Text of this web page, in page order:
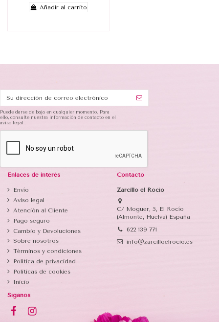
Añadir al carrito
Puede darse de baja en cualquier momento. Para
ello, consulte nuestra información de contacto en el
aviso legal.
Enlaces de interés
Envío
Aviso legal
Atención al Cliente
Pago seguro
Cambio y Devoluciones
Sobre nosotros
Términos y condiciones
Política de privacidad
Politicas de cookies
Inicio
Contacto
Zarcillo el Rocío
C/ Moguer, 5, El Rocío
(Almonte, Huelva) España
622 139 771
info@zarcilloelrocio.es
Síganos